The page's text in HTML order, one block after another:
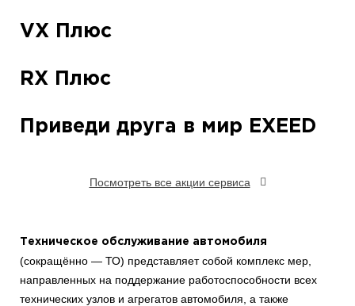
VX Плюс
RX Плюс
Приведи друга в мир EXEED
Посмотреть все акции сервиса
Техническое обслуживание автомобиля
(сокращённо — ТО) представляет собой комплекс мер,
направленных на поддержание работоспособности всех
технических узлов и агрегатов автомобиля, а также